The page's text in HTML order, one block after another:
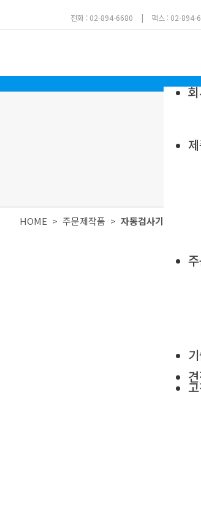
전화 : 02-894-6680 | 팩스 : 02-894-
HOME > 주문제작품 > 자동검사기